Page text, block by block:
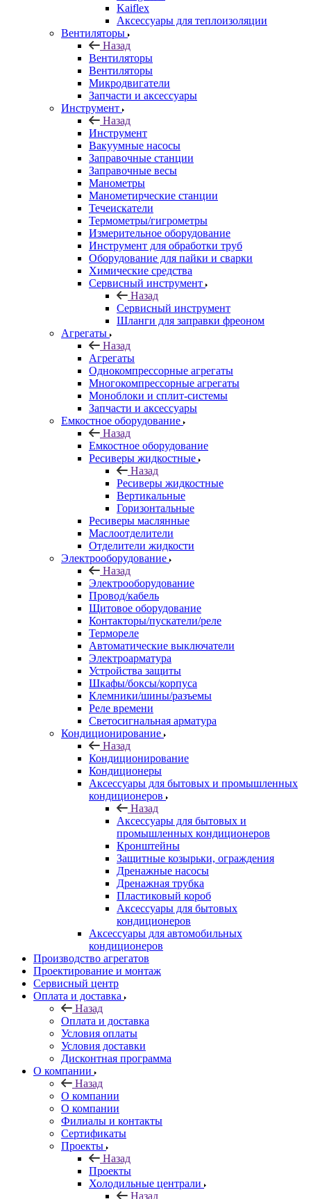
Kaiflex
Аксессуары для теплоизоляции
Вентиляторы
Назад
Вентиляторы
Вентиляторы
Микродвигатели
Запчасти и аксессуары
Инструмент
Назад
Инструмент
Вакуумные насосы
Заправочные станции
Заправочные весы
Манометры
Манометирческие станции
Течеискатели
Термометры/гигрометры
Измерительное оборудование
Инструмент для обработки труб
Оборудование для пайки и сварки
Химические средства
Сервисный инструмент
Назад
Сервисный инструмент
Шланги для заправки фреоном
Агрегаты
Назад
Агрегаты
Однокомпрессорные агрегаты
Многокомпрессорные агрегаты
Моноблоки и сплит-системы
Запчасти и аксессуары
Емкостное оборудование
Назад
Емкостное оборудование
Ресиверы жидкостные
Назад
Ресиверы жидкостные
Вертикальные
Горизонтальные
Ресиверы маслянные
Маслоотделители
Отделители жидкости
Электрооборудование
Назад
Электрооборудование
Провод/кабель
Щитовое оборудование
Контакторы/пускатели/реле
Термореле
Автоматические выключатели
Электроарматура
Устройства защиты
Шкафы/боксы/корпуса
Клемники/шины/разъемы
Реле времени
Светосигнальная арматура
Кондиционирование
Назад
Кондиционирование
Кондиционеры
Аксессуары для бытовых и промышленных
кондиционеров
Назад
Аксессуары для бытовых и
промышленных кондиционеров
Кронштейны
Защитные козырьки, ограждения
Дренажные насосы
Дренажная трубка
Пластиковый короб
Аксессуары для бытовых
кондиционеров
Аксессуары для автомобильных
кондиционеров
Производство агрегатов
Проектирование и монтаж
Сервисный центр
Оплата и доставка
Назад
Оплата и доставка
Условия оплаты
Условия доставки
Дисконтная программа
О компании
Назад
О компании
О компании
Филиалы и контакты
Сертификаты
Проекты
Назад
Проекты
Холодильные централи
Назад